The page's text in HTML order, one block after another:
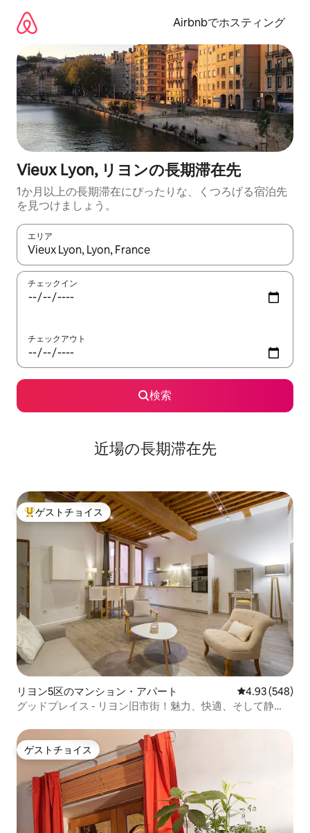
Airbnbでホスティング
Vieux Lyon, リヨンの長期滞在先
1か月以上の長期滞在にぴったりな、くつろげる宿泊先
を見つけましょう。
エリア
検索結果が表示されたら、上下の矢印キーを使って移動するか
チェックイン
チェックアウト
検索
近場の長期滞在先
大好評のゲストチョイスです。
ゲストチョイス
リヨン5区のマンション・アパート レビュー548
4.93 (548)
グッドプレイス - リヨン旧市街！魅力、快適、そして静
ゲストチョイス
ゲストチョイス